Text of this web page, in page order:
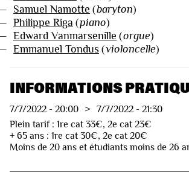
Samuel Namotte (baryton)
Philippe Riga (piano)
Edward Vanmarsenille (orgue)
Emmanuel Tondus (violoncelle)
INFORMATIONS
7/7/2022 - 20:00 > 7/7/2022 - 21:30
Plein tarif : 1re cat 33€, 2e cat 23€
+ 65 ans : 1re cat 30€, 2e cat 20€
Moins de 20 ans et étudiants moins de 26